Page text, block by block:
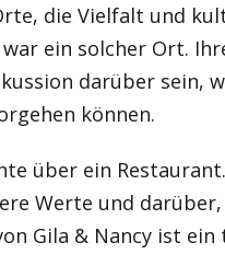
die Vielfalt und
ein solcher Ort.
darüber sein,
können.
über ein
Werte und
Gila & Nancy ist ein